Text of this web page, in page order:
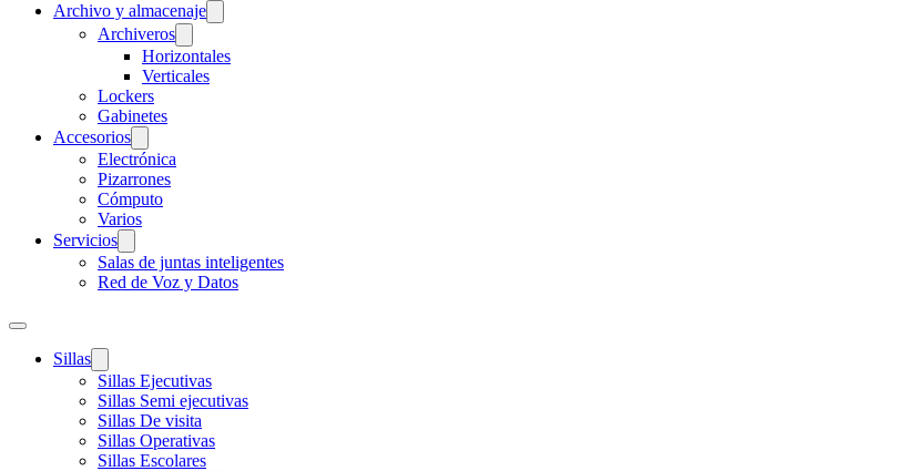
Archivo y almacenaje
Archiveros
Horizontales
Verticales
Lockers
Gabinetes
Accesorios
Electrónica
Pizarrones
Cómputo
Varios
Servicios
Salas de juntas inteligentes
Red de Voz y Datos
Sillas
Sillas Ejecutivas
Sillas Semi ejecutivas
Sillas De visita
Sillas Operativas
Sillas Escolares